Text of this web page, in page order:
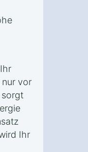
vor
sorgt
Ihr